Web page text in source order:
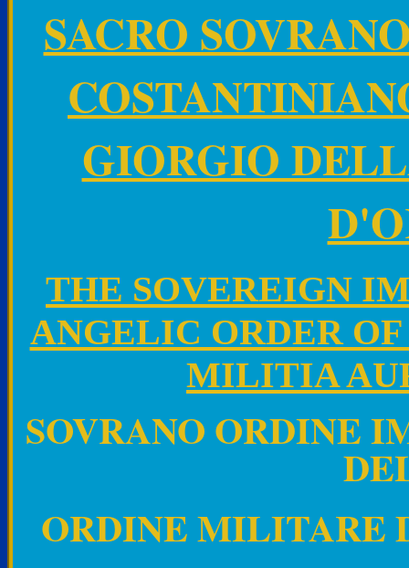
SACRO
GIORGIO
THE SOVEREIGN
ANGELIC ORDER
MILITIA
SOVRANO ORDINE
ORDINE MILITARE